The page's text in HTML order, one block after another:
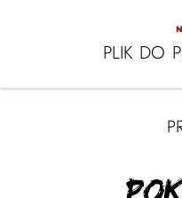
PLIK DO